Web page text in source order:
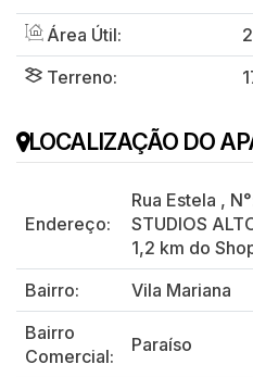
Área Útil:
Terreno:
LOCALIZAÇÃO DO
Endereço:
Rua Estela ,
STUDIOS
1,2 km do
Bairro:
Vila Mariana
Bairro
Comercial:
Paraíso